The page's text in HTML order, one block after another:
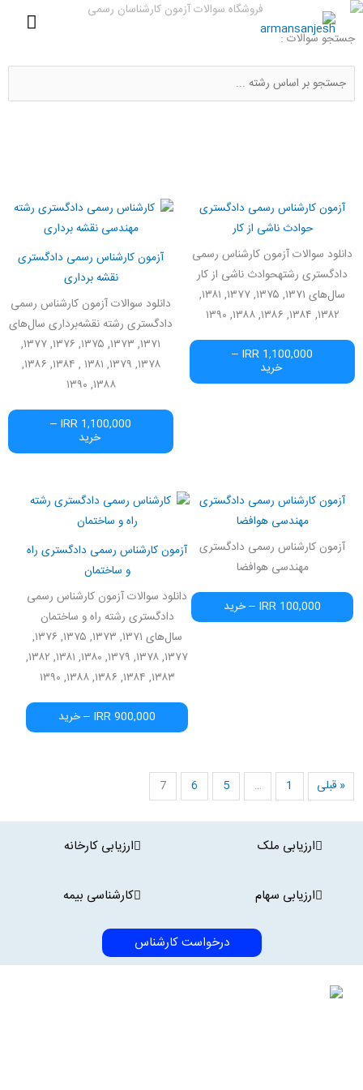
پرش
محتوا
جستجو سوالات :
آزمون کارشناس رسمی دادگستری
حوادث ناشی از کار
دانلود سوالات آزمون کارشناس رسمی
دادگستری رشتهحوادث ناشی از کار
سال‌های ۱۳۷۱, ۱۳۷۵, ۱۳۷۷, ۱۳۸۱,
۱۳۸۲, ۱۳۸۴, ۱۳۸۶, ۱۳۸۸, ۱۳۹۰
1,100,000 IRR –
خرید
آزمون کارشناس رسمی دادگستری
نقشه برداری
دانلود سوالات آزمون کارشناس رسمی
دادگستری رشته نقشه‌برداری سال‌های
۱۳۷۱, ۱۳۷۳, ۱۳۷۵, ۱۳۷۶, ۱۳۷۷,
۱۳۷۸, ۱۳۷۹, ۱۳۸۱ , ۱۳۸۴, ۱۳۸۶,
۱۳۸۸, ۱۳۹۰
1,100,000 IRR –
خرید
آزمون کارشناس رسمی دادگستری
مهندسی هوافضا
آزمون کارشناس رسمی دادگستری
مهندسی هوافضا
100,000 IRR – خرید
آزمون کارشناس رسمی دادگستری راه
و ساختمان
دانلود سوالات آزمون کارشناس رسمی
دادگستری رشته راه و ساختمان
سال‌های ۱۳۷۱, ۱۳۷۳, ۱۳۷۵, ۱۳۷۶,
۱۳۷۷, ۱۳۷۸, ۱۳۷۹, ۱۳۸۰, ۱۳۸۱, ۱۳۸۲,
۱۳۸۳, ۱۳۸۴, ۱۳۸۶, ۱۳۸۸, ۱۳۹۰
900,000 IRR – خرید
« قبلی 1
…
5
6
7
ارزیابی ملک ارزیابی کارخانه
ارزیابی سهام کارشناسی بیمه
درخواست کارشناس